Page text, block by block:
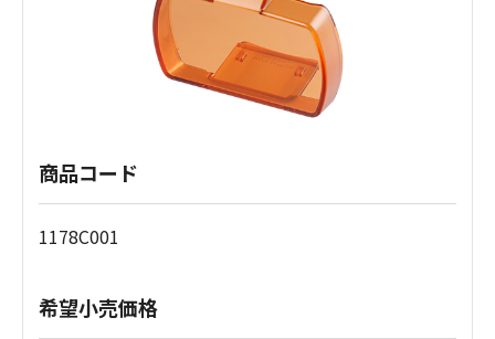
商品コード
1178C001
希望小売価格